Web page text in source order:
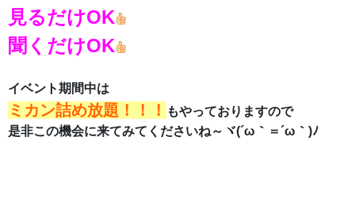
見るだけOK
聞くだけOK
イベント期間中は
ミカン詰め放題！！！
もやっておりますので
是非この機会に来てみてくださいね～ヾ(´ω｀＝´ω｀)ﾉ